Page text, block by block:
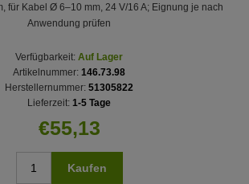
für Kabel Ø 6–10 mm, 24 V/16 A; Eignung je nach
Anwendung prüfen
Verfügbarkeit: Auf Lager
Artikelnummer: 146.73.98
Herstellernummer: 51305822
Lieferzeit: 1-5 Tage
€55,13
Kaufen